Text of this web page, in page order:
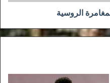
الروسية